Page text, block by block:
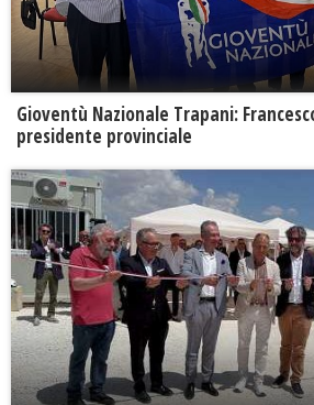
Gioventù Nazionale Trapani:
presidente provinciale